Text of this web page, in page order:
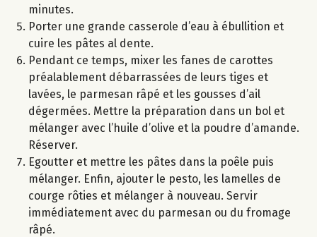
minutes.
Porter une grande casserole d’eau à ébullition et
cuire les pâtes al dente.
Pendant ce temps, mixer les fanes de carottes
préalablement débarrassées de leurs tiges et
lavées, le parmesan râpé et les gousses d’ail
dégermées. Mettre la préparation dans un bol et
mélanger avec l’huile d’olive et la poudre d’amande.
Réserver.
Egoutter et mettre les pâtes dans la poêle puis
mélanger. Enfin, ajouter le pesto, les lamelles de
courge rôties et mélanger à nouveau. Servir
immédiatement avec du parmesan ou du fromage
râpé.